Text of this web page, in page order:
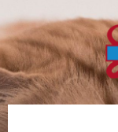
to
content
to
left
sidebar
to
right
sidebar
to
footer